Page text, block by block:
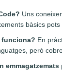
Uns
bàsics
funciona? En
però